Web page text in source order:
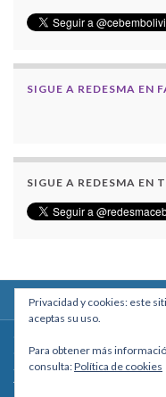
SIGUE A REDESMA EN
SIGUE A REDESMA EN
Calle Macario Pinilla # 2588
- La Paz, Bolivia
Teléfono: +591 2431818 -
Privacidad y cookies: este
aceptas su uso.
Para obtener más
consulta:Política de cookies